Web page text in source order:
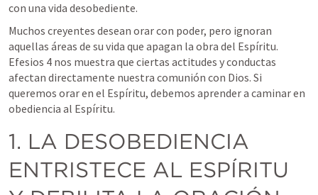
con una vida desobediente.
Muchos creyentes desean orar con poder, pero ignoran
Efesios 4 nos muestra que ciertas actitudes y conductas
afectan directamente nuestra comunión con Dios. Si
queremos orar en el Espíritu, debemos aprender a caminar en
obediencia al Espíritu.
1. LA DESOBEDIENCIA
ENTRISTECE AL ESPÍRITU